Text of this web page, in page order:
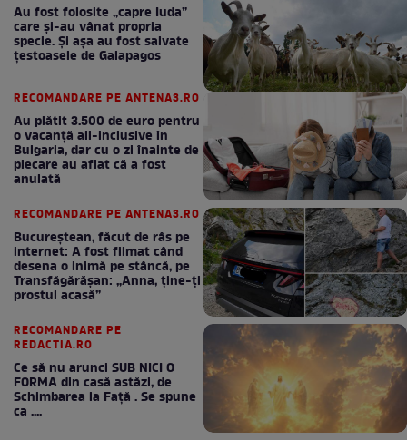
Au fost folosite „capre Iuda”
care și-au vânat propria
specie. Și așa au fost salvate
țestoasele de Galapagos
RECOMANDARE PE ANTENA3.RO
Au plătit 3.500 de euro pentru
o vacanță all-inclusive în
Bulgaria, dar cu o zi înainte de
plecare au aflat că a fost
anulată
RECOMANDARE PE ANTENA3.RO
Bucureștean, făcut de râs pe
internet: A fost filmat când
desena o inimă pe stâncă, pe
Transfăgărășan: „Anna, ține-ți
prostul acasă”
RECOMANDARE PE
REDACTIA.RO
Ce să nu arunci SUB NICI O
FORMA din casă astăzi, de
Schimbarea la Față . Se spune
ca ....